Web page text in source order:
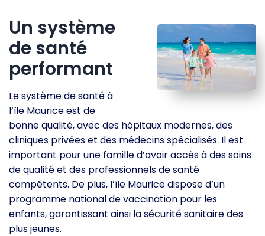
Un système
de santé
performant
Le système de santé à
l’île Maurice est de
bonne qualité, avec des hôpitaux modernes, des
cliniques privées et des médecins spécialisés. Il est
important pour une famille d’avoir accès à des soins
de qualité et des professionnels de santé
compétents. De plus, l’île Maurice dispose d’un
programme national de vaccination pour les
enfants, garantissant ainsi la sécurité sanitaire des
plus jeunes.